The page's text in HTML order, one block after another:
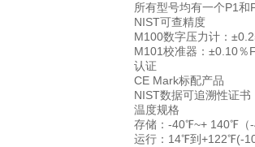
所有型号均有一个P1
NIST可查精度
M100数字压力计：
M101校准器：±0.10％
认证
CE Mark标配产品
NIST数据可追溯性证书
温度规格
存储：-40℉~+ 140℉
运行：14℉到+122℉(-